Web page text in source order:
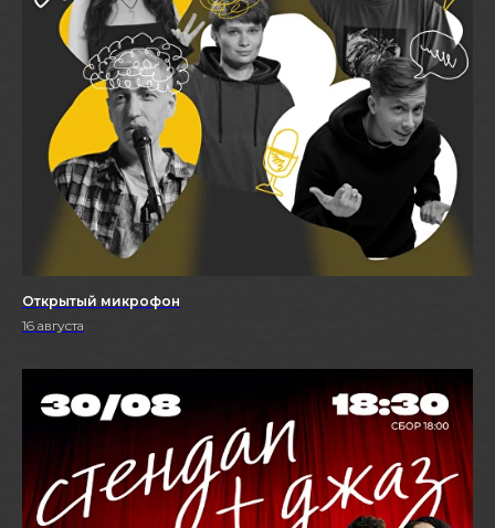
Открытый микрофон
16 августа